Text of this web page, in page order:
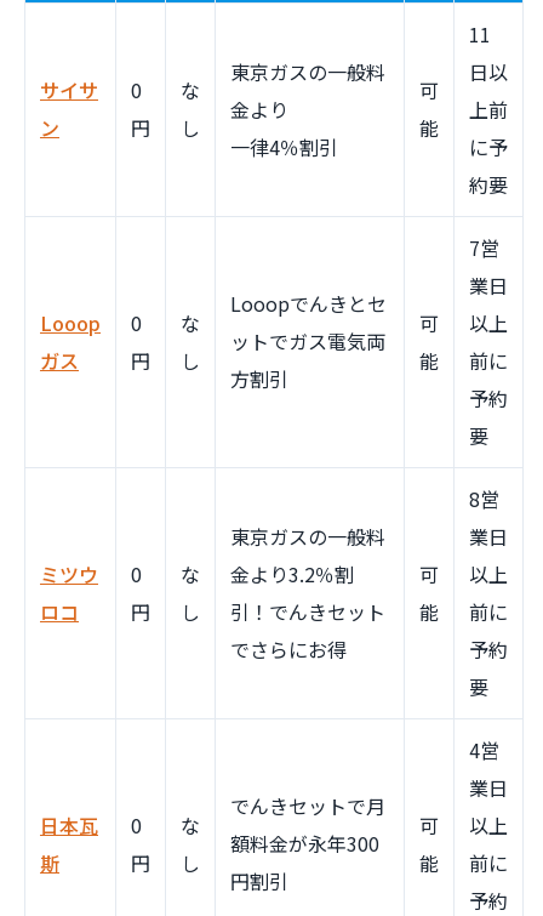
サイサ
ン
0
円
な
し
東京ガスの一般料
金より
一律4％割引
可
能
11
日以
上前
に予
約要
Looop
ガス
0
円
な
し
Looopでんきとセ
ットでガス電気両
方割引
可
能
7営
業日
以上
前に
予約
要
ミツウ
ロコ
0
円
な
し
東京ガスの一般料
金より3.2％割
引！でんきセット
でさらにお得
可
能
8営
業日
以上
前に
予約
要
日本瓦
斯
0
円
な
し
でんきセットで月
額料金が永年300
円割引
可
能
4営
業日
以上
前に
予約